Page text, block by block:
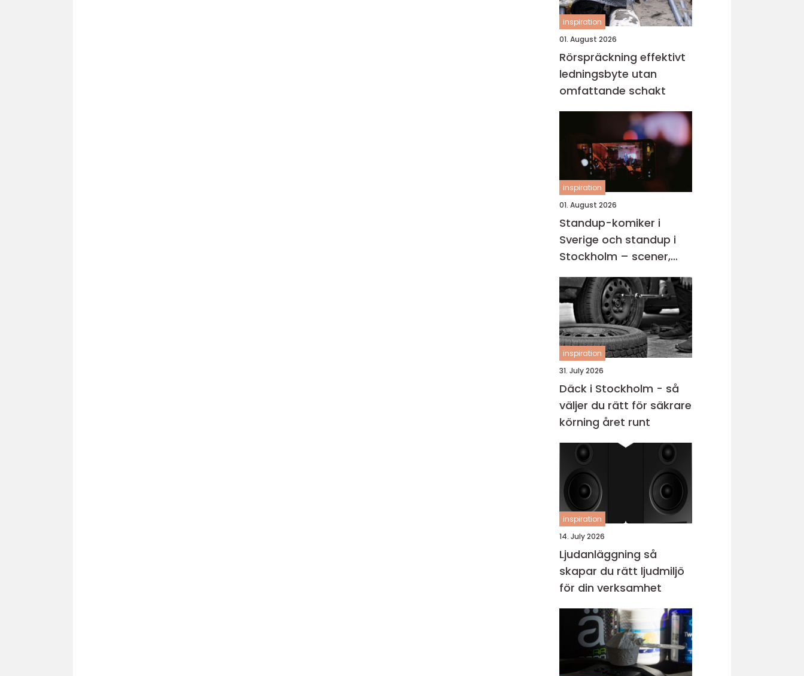
inspiration
01. August 2026
Rörspräckning effektivt
ledningsbyte utan
omfattande schakt
inspiration
01. August 2026
Standup-komiker i
Sverige och standup i
Stockholm – scener,
karriärer och kvällar
fyllda av skratt
inspiration
31. July 2026
Däck i Stockholm - så
väljer du rätt för säkrare
körning året runt
inspiration
14. July 2026
Ljudanläggning så
skapar du rätt ljudmiljö
för din verksamhet